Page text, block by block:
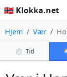
🇳🇴 Klokka.net
Hjem Vær
⏱️ Tid